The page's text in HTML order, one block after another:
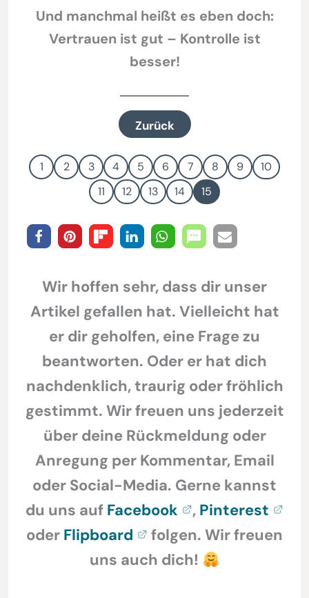
Und manchmal heißt es eben doch:
Vertrauen ist gut – Kontrolle ist
besser!
Zurück
1 2 3 4 5 6 7 8 9
10
11
12 13 14 15
Wir hoffen sehr, dass dir unser
Artikel gefallen hat. Vielleicht hat
er dir geholfen, eine Frage zu
beantworten. Oder er hat dich
nachdenklich, traurig oder fröhlich
gestimmt. Wir freuen uns jederzeit
über deine Rückmeldung oder
Anregung per Kommentar, Email
oder Social-Media. Gerne kannst
du uns auf Facebook , Pinterest
oder Flipboard
folgen. Wir freuen
uns auch dich!